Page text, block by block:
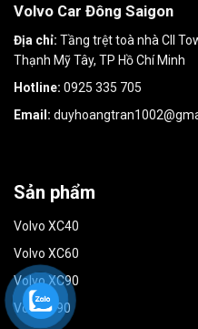
Volvo Car Đông Saigon
Địa chỉ: Tầng trệt toà nhà CII
Thạnh Mỹ Tây, TP Hồ Chí Minh
Hotline: 0925 335 705
Email:
Sản phẩm
Volvo XC40
Volvo XC60
Volvo XC90
Volvo S90